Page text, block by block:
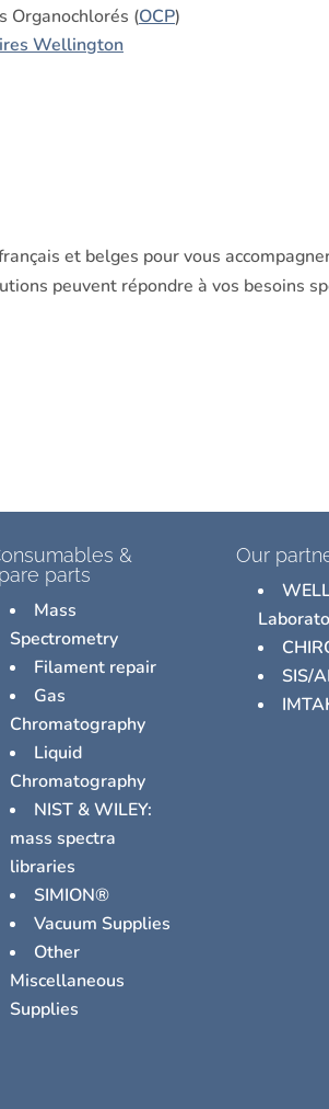
Organochlorés (OCP)
Wellington
et belges pour vous
peuvent répondre à vos besoins
&
parts
Mass
Spectrometry
Filament repair
Gas
Chromatography
Liquid
Chromatography
NIST & WILEY:
mass spectra
libraries
SIMION®
Vacuum Supplies
Other
Miscellaneous
Supplies
Our
SIS/